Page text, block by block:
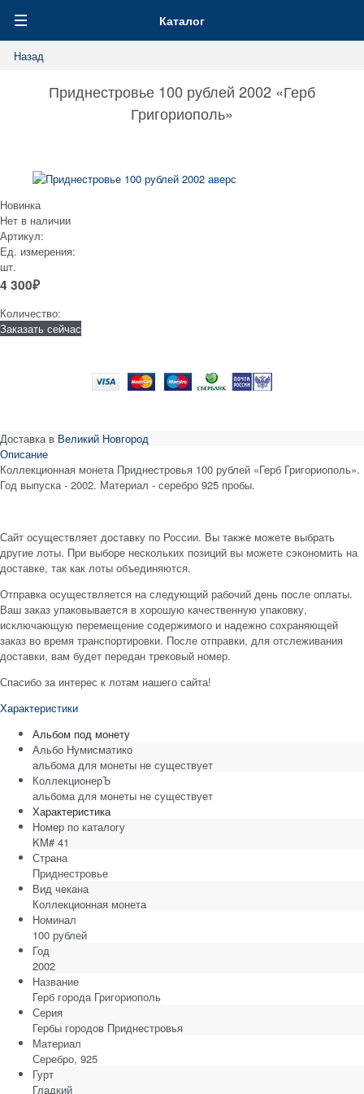
Каталог
Назад
Приднестровье 100 рублей 2002 «Герб
Григориополь»
Новинка
Нет в наличии
Артикул:
Ед. измерения:
шт.
4 300₽
Количество:
Заказать сейчас
Доставка в Великий Новгород
Описание
Коллекционная монета Приднестровья 100 рублей «Герб Григориополь».
Год выпуска - 2002. Материал - серебро 925 пробы.
Сайт осуществляет доставку по России. Вы также можете выбрать
другие лоты. При выборе нескольких позиций вы можете сэкономить на
доставке, так как лоты объединяются.
Отправка осуществляется на следующий рабочий день после оплаты.
Ваш заказ упаковывается в хорошую качественную упаковку,
исключающую перемещение содержимого и надежно сохраняющей
заказ во время транспортировки. После отправки, для отслеживания
доставки, вам будет передан трековый номер.
Спасибо за интерес к лотам нашего сайта!
Характеристики
Альбом под монету
Альбо Нумисматико
альбома для монеты не существует
КоллекционерЪ
альбома для монеты не существует
Характеристика
Номер по каталогу
KM# 41
Страна
Приднестровье
Вид чекана
Коллекционная монета
Номинал
100 рублей
Год
2002
Название
Герб города Григориополь
Серия
Гербы городов Приднестровья
Материал
Серебро, 925
Гурт
Гладкий